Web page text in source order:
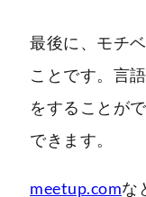
最後に、モチ
ことです。言
をすることが
できます。
meetup.comな